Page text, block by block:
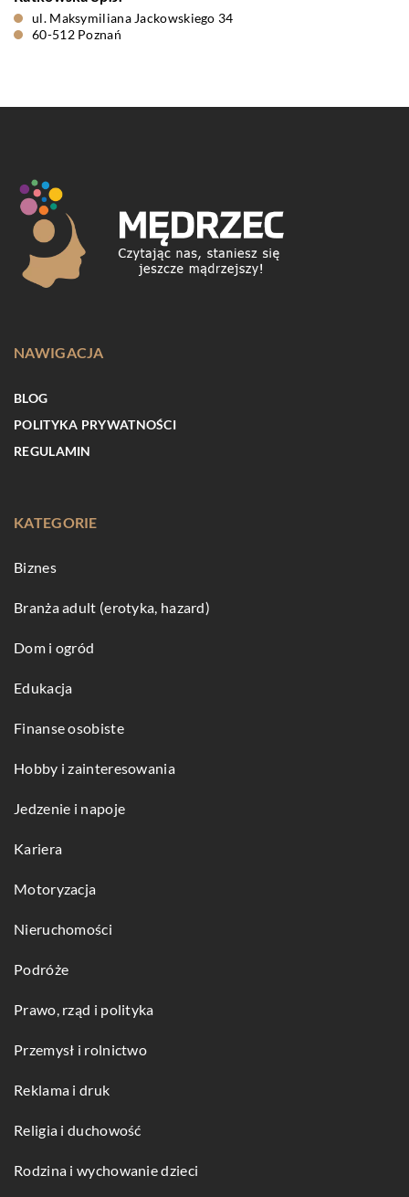
ul. Maksymiliana Jackowskiego 34
60-512 Poznań
NAWIGACJA
BLOG
POLITYKA PRYWATNOŚCI
REGULAMIN
KATEGORIE
Biznes
Branża adult (erotyka, hazard)
Dom i ogród
Edukacja
Finanse osobiste
Hobby i zainteresowania
Jedzenie i napoje
Kariera
Motoryzacja
Nieruchomości
Podróże
Prawo, rząd i polityka
Przemysł i rolnictwo
Reklama i druk
Religia i duchowość
Rodzina i wychowanie dzieci